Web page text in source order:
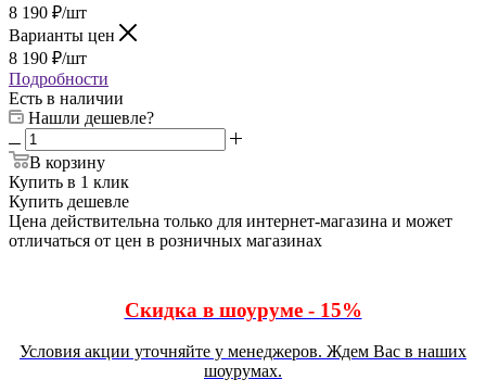
8 190 ₽/шт
Варианты цен
8 190 ₽/шт
Подробности
Есть в наличии
Нашли дешевле?
В корзину
Купить в 1 клик
Купить дешевле
Цена действительна только для интернет-магазина и может
отличаться от цен в розничных магазинах
Скидка в шоуруме - 15%
Условия акции уточняйте у менеджеров. Ждем Вас в наших
шоурумах.